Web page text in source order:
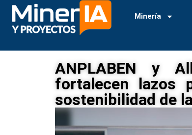
Minería
ANPLABEN y
fortalecen lazos
sostenibilidad de